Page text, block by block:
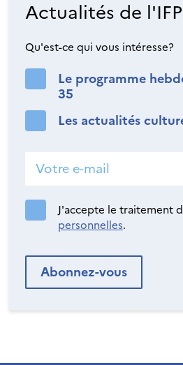
Actualités de l'IFP
Qu'est-ce qui vous intéresse?
Le programme
35
Les actualités
J'accepte le traitement
personnelles.